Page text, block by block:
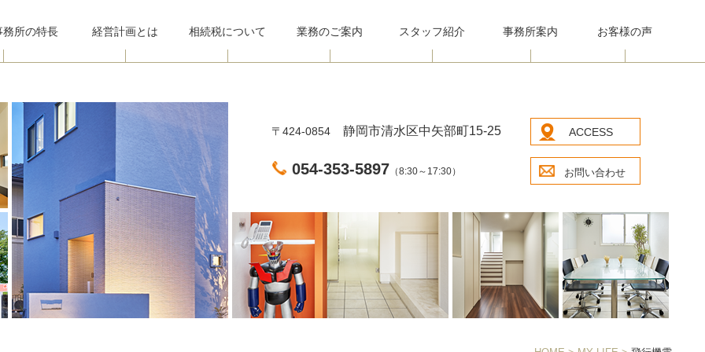
務所の特長 経営計画とは 相続税について 業務のご案内 スタッフ紹介 事務所案内 お客様の声
〒424-0854 静岡市清水区中矢部町15-25 ACCESS
054-353-5897 （8:30～17:30） お問い合わせ